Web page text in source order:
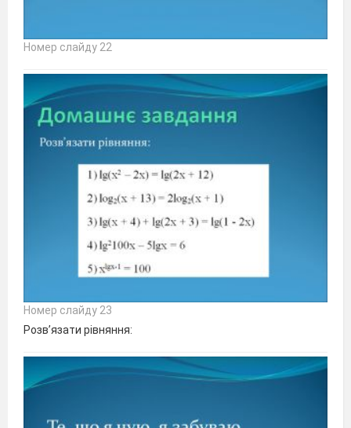
Номер слайду 22
Номер слайду 23
Розв’язати рівняння: